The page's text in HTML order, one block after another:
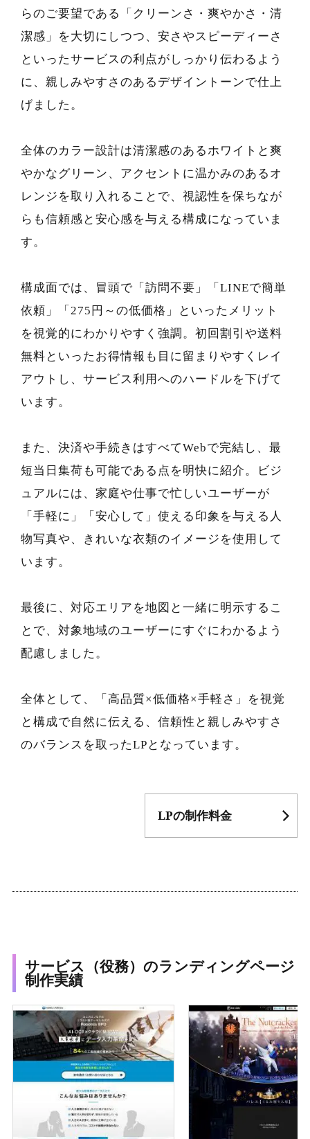
らのご要望である「クリーンさ・爽やかさ・清
潔感」を大切にしつつ、安さやスピーディーさ
といったサービスの利点がしっかり伝わるよう
に、親しみやすさのあるデザイントーンで仕上
げました。
全体のカラー設計は清潔感のあるホワイトと爽
やかなグリーン、アクセントに温かみのあるオ
レンジを取り入れることで、視認性を保ちなが
らも信頼感と安心感を与える構成になっていま
す。
構成面では、冒頭で「訪問不要」「LINEで簡単
依頼」「275円～の低価格」といったメリット
を視覚的にわかりやすく強調。初回割引や送料
無料といったお得情報も目に留まりやすくレイ
アウトし、サービス利用へのハードルを下げて
います。
また、決済や手続きはすべてWebで完結し、最
短当日集荷も可能である点を明快に紹介。ビジ
ュアルには、家庭や仕事で忙しいユーザーが
「手軽に」「安心して」使える印象を与える人
物写真や、きれいな衣類のイメージを使用して
います。
最後に、対応エリアを地図と一緒に明示するこ
とで、対象地域のユーザーにすぐにわかるよう
配慮しました。
全体として、「高品質×低価格×手軽さ」を視覚
と構成で自然に伝える、信頼性と親しみやすさ
のバランスを取ったLPとなっています。
LPの制作料金
サービス（役務）のランディングページ
制作実績